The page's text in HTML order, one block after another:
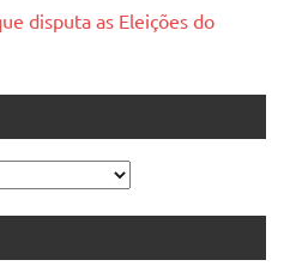
disputa as Eleições do